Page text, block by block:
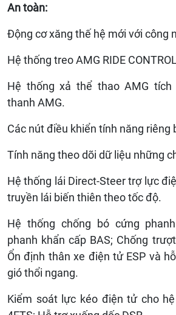
An toàn:
Động cơ xăng thế hệ mới với công
Hệ thống treo AMG RIDE
Hệ thống xả thể thao AMG
thanh AMG.
Các nút điều khiển tính năng riêng
Tính năng theo dõi dữ liệu những
Hệ thống lái Direct-Steer trợ lực
truyền lái biến thiên theo tốc độ.
Hệ thống chống bó cứng
phanh khẩn cấp BAS; Chống
Ổn định thân xe điện tử ESP và
gió thổi ngang.
Kiểm soát lực kéo điện tử cho